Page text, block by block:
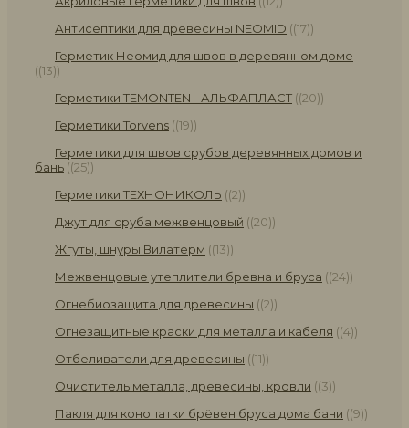
Антисептики для древесины NEOMID (17)
Герметик Неомид для швов в деревянном доме
(13)
Герметики TEMONTEN - АЛЬФАПЛАСТ (20)
Герметики Torvens (19)
Герметики для швов срубов деревянных домов и
бань (25)
Герметики ТЕХНОНИКОЛЬ (2)
Джут для сруба межвенцовый (20)
Жгуты, шнуры Вилатерм (13)
Межвенцовые утеплители бревна и бруса (24)
Огнебиозащита для древесины (2)
Огнезащитные краски для металла и кабеля (4)
Отбеливатели для древесины (11)
Очиститель металла, древесины, кровли (3)
Пакля для конопатки брёвен бруса дома бани (9)